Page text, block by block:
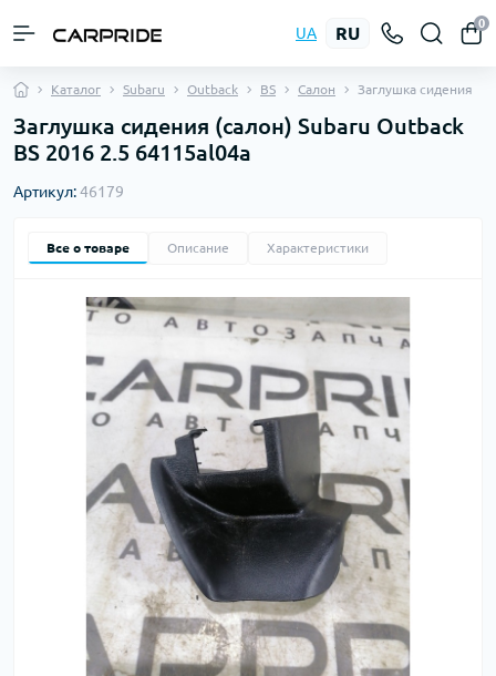
UA RU
0
Каталог Subaru Outback BS Салон Заглушка сидения
Заглушка сидения (салон) Subaru Outback
BS 2016 2.5 64115al04a
Артикул:46179
Все о товаре Описание Характеристики